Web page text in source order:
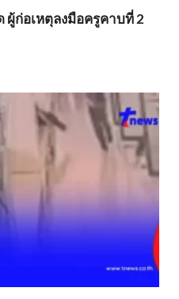
ผู้ก่อเหตุลงมือครูคาบที่ 2